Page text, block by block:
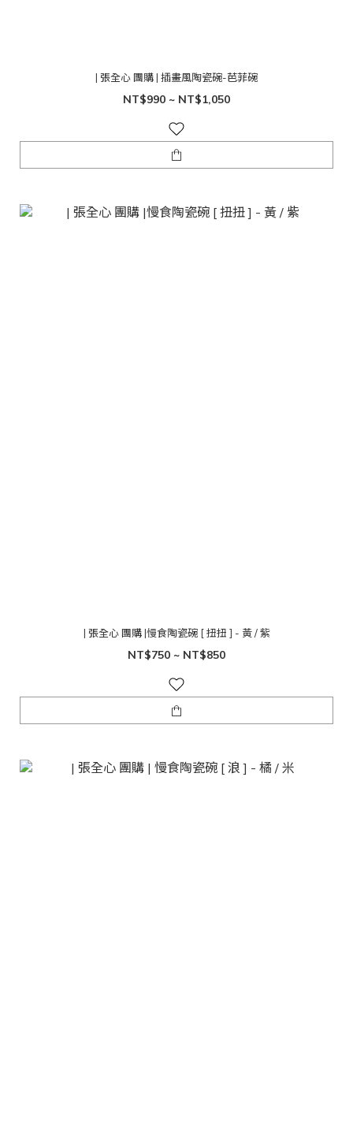
| 張全心 團購 | 插畫風陶瓷碗-芭菲碗
NT$990 ~ NT$1,050
| 張全心 團購 |慢食陶瓷碗 [ 扭扭 ] - 黃 / 紫
NT$750 ~ NT$850